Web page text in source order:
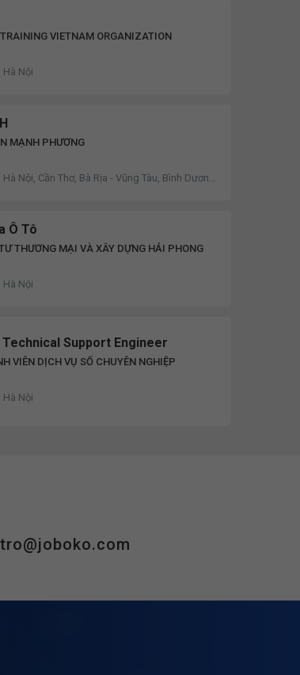
VIETNAM ORGANIZATION
Hà Nội
MẠNH PHƯƠNG
Hà Nội, Cần Thơ, Bà Rịa - Vũng Tàu, Bình Dương,
Ô Tô
THƯƠNG MẠI VÀ XÂY DỰNG HẢI PHONG
Hà Nội
Technical Support Engineer
VIÊN DỊCH VỤ SỐ CHUYÊN NGHIỆP
Hà Nội